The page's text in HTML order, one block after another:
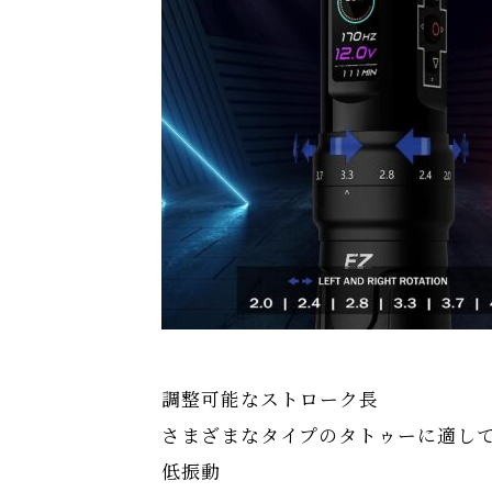
調整可能なストローク長
さまざまなタイプのタトゥーに適し
低振動